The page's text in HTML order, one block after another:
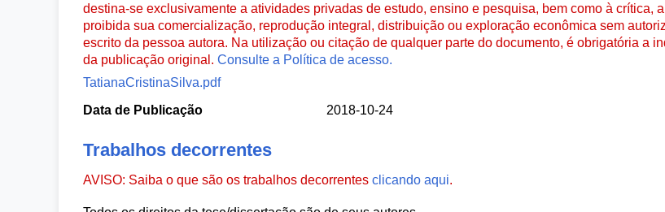
destina-se exclusivamente a atividades privadas de estudo, ensino e pesquisa, bem como à crítica,
proibida sua comercialização, reprodução integral, distribuição ou exploração econômica sem
escrito da pessoa autora. Na utilização ou citação de qualquer parte do documento, é obrigatória a
da publicação original. Consulte a Política de acesso.
TatianaCristinaSilva.pdf
Data de Publicação
2018-10-24
Trabalhos decorrentes
AVISO: Saiba o que são os trabalhos decorrentes clicando aqui.